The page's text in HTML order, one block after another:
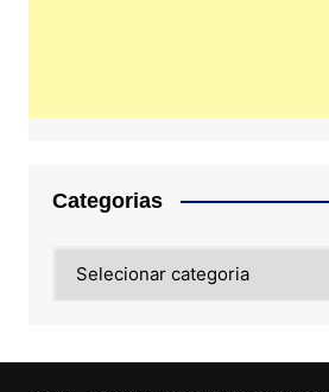
Categorias